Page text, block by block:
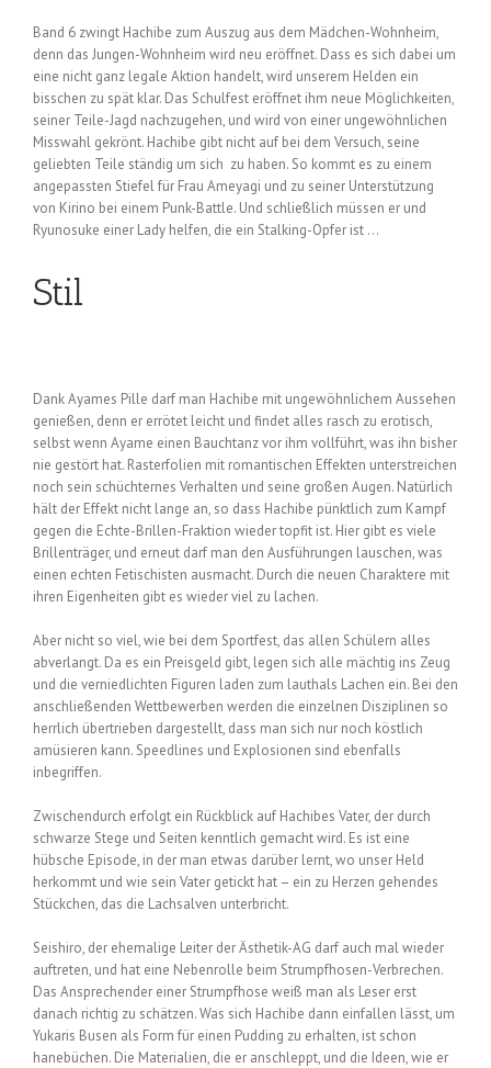
Band 6 zwingt Hachibe zum Auszug aus dem Mädchen-Wohnheim,
denn das Jungen-Wohnheim wird neu eröffnet. Dass es sich dabei um
eine nicht ganz legale Aktion handelt, wird unserem Helden ein
bisschen zu spät klar. Das Schulfest eröffnet ihm neue Möglichkeiten,
seiner Teile-Jagd nachzugehen, und wird von einer ungewöhnlichen
Misswahl gekrönt. Hachibe gibt nicht auf bei dem Versuch, seine
geliebten Teile ständig um sich zu haben. So kommt es zu einem
angepassten Stiefel für Frau Ameyagi und zu seiner Unterstützung
von Kirino bei einem Punk-Battle. Und schließlich müssen er und
Ryunosuke einer Lady helfen, die ein Stalking-Opfer ist …
Stil
Dank Ayames Pille darf man Hachibe mit ungewöhnlichem Aussehen
genießen, denn er errötet leicht und findet alles rasch zu erotisch,
selbst wenn Ayame einen Bauchtanz vor ihm vollführt, was ihn bisher
nie gestört hat. Rasterfolien mit romantischen Effekten unterstreichen
noch sein schüchternes Verhalten und seine großen Augen. Natürlich
hält der Effekt nicht lange an, so dass Hachibe pünktlich zum Kampf
gegen die Echte-Brillen-Fraktion wieder topfit ist. Hier gibt es viele
Brillenträger, und erneut darf man den Ausführungen lauschen, was
einen echten Fetischisten ausmacht. Durch die neuen Charaktere mit
ihren Eigenheiten gibt es wieder viel zu lachen.
Aber nicht so viel, wie bei dem Sportfest, das allen Schülern alles
abverlangt. Da es ein Preisgeld gibt, legen sich alle mächtig ins Zeug
und die verniedlichten Figuren laden zum lauthals Lachen ein. Bei den
anschließenden Wettbewerben werden die einzelnen Disziplinen so
herrlich übertrieben dargestellt, dass man sich nur noch köstlich
amüsieren kann. Speedlines und Explosionen sind ebenfalls
inbegriffen.
Zwischendurch erfolgt ein Rückblick auf Hachibes Vater, der durch
schwarze Stege und Seiten kenntlich gemacht wird. Es ist eine
hübsche Episode, in der man etwas darüber lernt, wo unser Held
herkommt und wie sein Vater getickt hat – ein zu Herzen gehendes
Stückchen, das die Lachsalven unterbricht.
Seishiro, der ehemalige Leiter der Ästhetik-AG darf auch mal wieder
auftreten, und hat eine Nebenrolle beim Strumpfhosen-Verbrechen.
Das Ansprechender einer Strumpfhose weiß man als Leser erst
danach richtig zu schätzen. Was sich Hachibe dann einfallen lässt, um
Yukaris Busen als Form für einen Pudding zu erhalten, ist schon
hanebüchen. Die Materialien, die er anschleppt, und die Ideen, wie er